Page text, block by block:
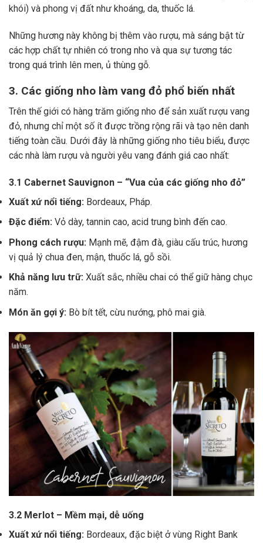
khói) và phong vị đất như khoáng, da, thuốc lá.
Những hương này không bị thêm vào rượu, mà sáng bật từ
các hợp chất tự nhiên có trong nho và qua sự tương tác
trong quá trình lên men, ủ thùng gỗ.
3. Các giống nho làm vang đỏ phổ biến nhất
Trên thế giới có hàng trăm giống nho để sản xuất rượu vang
đỏ, nhưng chỉ một số ít được trồng rộng rãi và tạo nên danh
tiếng toàn cầu. Dưới đây là những giống nho tiêu biểu, được
các nhà làm rượu và người yêu vang đánh giá cao nhất:
3.1 Cabernet Sauvignon – “Vua của các giống nho đỏ”
Xuất xứ nổi tiếng: Bordeaux, Pháp.
Đặc điểm: Vỏ dày, tannin cao, acid trung bình đến cao.
Phong cách rượu: Mạnh mẽ, đậm đà, giàu cấu trúc, hương
vị quả lý chua đen, mận, thuốc lá, gỗ sồi.
Khả năng lưu trữ: Xuất sắc, nhiều chai có thể giữ hàng chục
năm.
Món ăn gợi ý: Bò bít tết, cừu nướng, phô mai già.
3.2 Merlot – Mềm mại, dễ uống
Xuất xứ nổi tiếng: Bordeaux, đặc biệt ở vùng Right Bank